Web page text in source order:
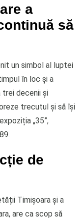
a
să
un simbol al luptei
în loc și a
trei decenii și
trecutul și să își
„35”,
de
Timișoara și a
are ca scop să